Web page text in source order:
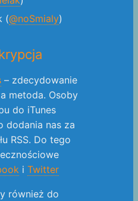
(@noSmialy)
– zdecydowanie
metoda. Osoby
do iTunes
dodania nas za
RSS. Do tego
i Twitter
również do